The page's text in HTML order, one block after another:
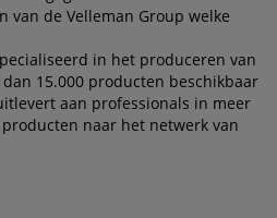
de Velleman Group welke
in het produceren van
15.000 producten beschikbaar
aan professionals in meer
naar het netwerk van